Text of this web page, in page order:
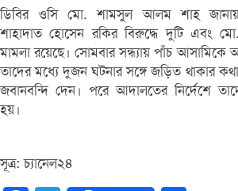
ডিবির ওসি মো. শামসুল আলম শাহ জানায়,
শাহাদাত হোসেন রকির বিরুদ্ধে দুটি এবং
মামলা রয়েছে। সোমবার সন্ধ্যায় পাঁচ আসামিকে
তাদের মধ্যে দুজন ঘটনার সঙ্গে জড়িত থাকার
জবানবন্দি দেন। পরে আদালতের নির্দেশে
হয়।
সূত্র: চ্যানেল২৪